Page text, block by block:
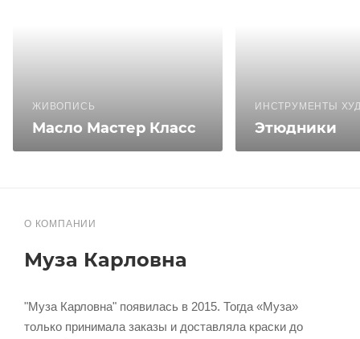
ЖИВОПИСЬ
Масло Мастер Класс
ИНСТРУМЕНТЫ
Этюдники
О КОМПАНИИ
Муза Карловна
"Муза Карловна" появилась в 2015. Тогда «Муза»
только принимала заказы и доставляла краски до